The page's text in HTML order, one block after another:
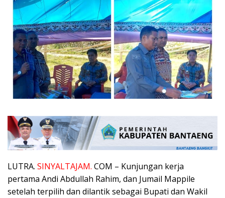
LUTRA. SINYALTAJAM. COM – Kunjungan kerja
pertama Andi Abdullah Rahim, dan Jumail Mappile
setelah terpilih dan dilantik sebagai Bupati dan Wakil